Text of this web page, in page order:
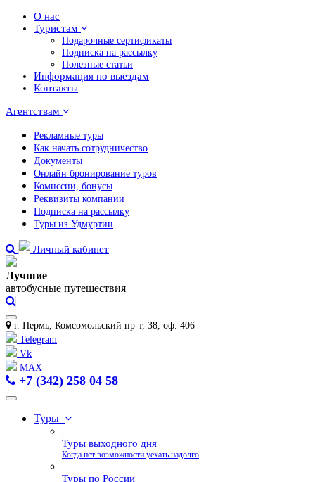
О нас
Туристам
Подарочные сертификаты
Подписка на рассылку
Полезные статьи
Информация по выездам
Контакты
Агентствам
Рекламные туры
Как начать сотрудничество
Документы
Онлайн бронирование туров
Комиссии, бонусы
Реквизиты компании
Подписка на рассылку
Туры из Удмуртии
Личный кабинет
Лучшие
автобусные путешествия
г. Пермь, Комсомольский пр-т, 38, оф. 406
Telegram
Vk
MAX
+7 (342) 258 04 58
Туры
Туры выходного дня
Когда нет возможности уехать надолго
Туры по России